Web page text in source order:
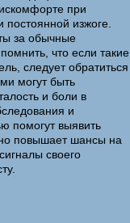
при
изжоге.
за обычные
что если такие
следует обратиться
могут быть
и боли в
и
помогут выявить
повышает шансы на
своего